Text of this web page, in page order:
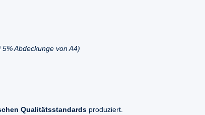
Abdeckunge von A4)
Qualitätsstandards produziert.